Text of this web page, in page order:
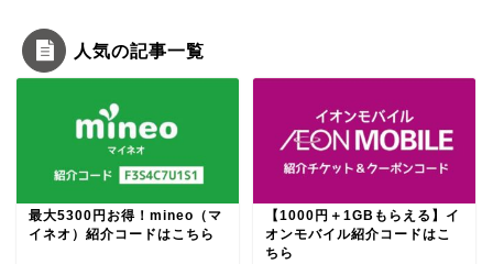
人気の記事一覧
最大5300円お得！mineo（マ
イネオ）紹介コードはこちら
【1000円＋1GBもらえる】イ
オンモバイル紹介コードはこ
ちら